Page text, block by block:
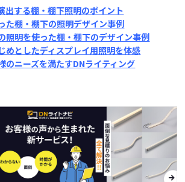
出する棚・棚下照明のポイント
た棚・棚下の照明デザイン事例
照明を使った棚・棚下のデザイン事例
めとしたディスプレイ用照明を体感
のニーズを満たすDNライティング